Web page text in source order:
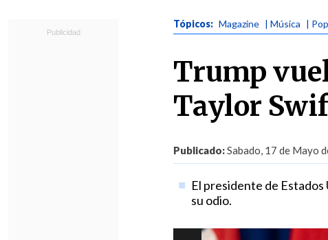
Tópicos: Magazine | Música |
Trump
Taylor
Publicado:Sabado, 17 de Mayo
El presidente de
su odio.